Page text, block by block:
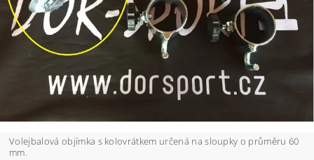
Volejbalová objímka s kolovrátkem určená na sloupky o průměru 60
mm.